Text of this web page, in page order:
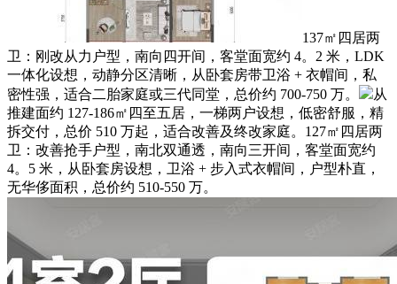
137㎡四居两
卫：刚改从力户型，南向四开间，客堂面宽约 4。2 米，LDK
一体化设想，动静分区清晰，从卧套房带卫浴 + 衣帽间，私
密性强，适合二胎家庭或三代同堂，总价约 700-750 万。
从
推建面约 127-186㎡四至五居，一梯两户设想，低密舒服，精
拆交付，总价 510 万起，适合改善及终改家庭。127㎡四居两
卫：改善抢手户型，南北双通透，南向三开间，客堂面宽约
4。5 米，从卧套房设想，卫浴 + 步入式衣帽间，户型朴直，
无华侈面积，总价约 510-550 万。